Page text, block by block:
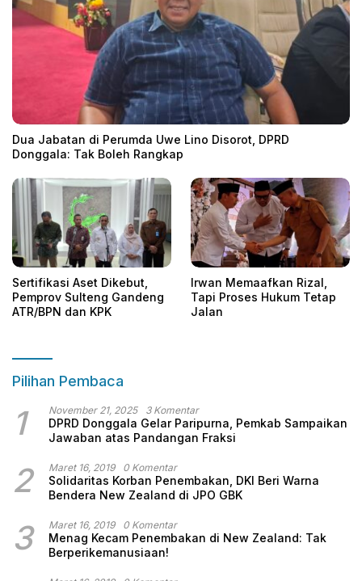
Dua Jabatan di Perumda Uwe Lino Disorot, DPRD
Donggala: Tak Boleh Rangkap
Sertifikasi Aset Dikebut,
Pemprov Sulteng Gandeng
ATR/BPN dan KPK
Irwan Memaafkan Rizal,
Tapi Proses Hukum Tetap
Jalan
Pilihan Pembaca
1 November 21, 2025 3 Komentar
DPRD Donggala Gelar Paripurna, Pemkab Sampaikan
Jawaban atas Pandangan Fraksi
2 Maret 16, 2019 0 Komentar
Solidaritas Korban Penembakan, DKI Beri Warna
Bendera New Zealand di JPO GBK
3 Maret 16, 2019 0 Komentar
Menag Kecam Penembakan di New Zealand: Tak
Berperikemanusiaan!